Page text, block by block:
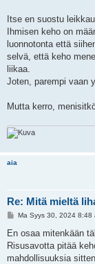
Itse en suostu
Ihmisen keho on
luonnotonta että
selvä, että keho
liikaa.
Joten, parempi vaan
Mutta kerro,
aia
Re: Mitä mieltä
V
e
t
i
Ma Syys 30, 2024 8:48
En osaa mitenkään
Risusavotta pitää
mahdollisuuksia